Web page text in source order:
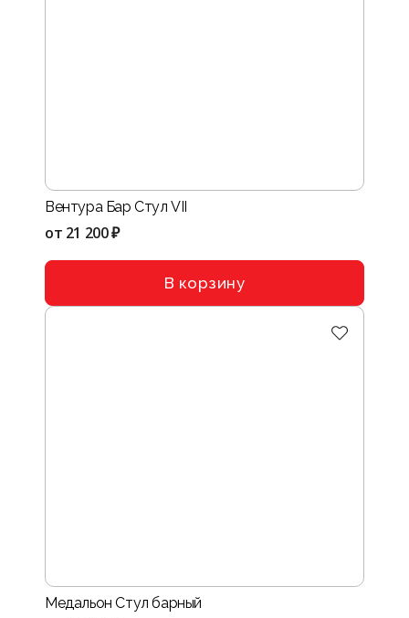
Вентура Бар Стул VII
от 21 200 ₽
В корзину
Медальон Стул барный